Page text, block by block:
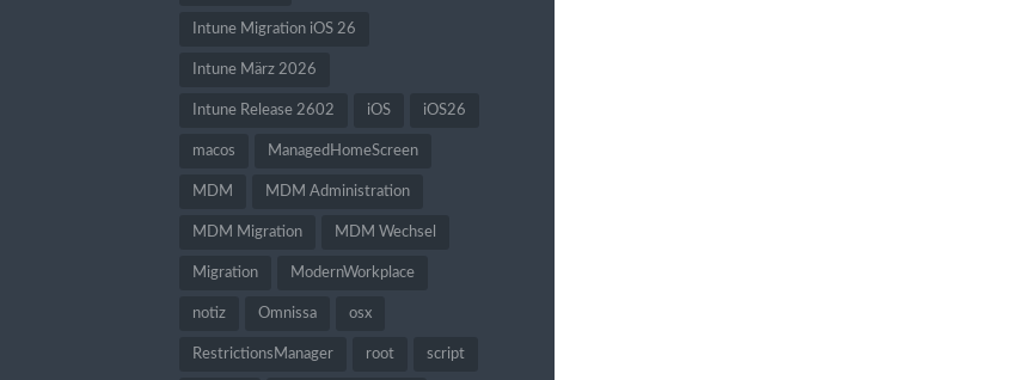
Intune Migration iOS 26
Intune März 2026
Intune Release 2602 iOS iOS26
macos ManagedHomeScreen
MDM MDM Administration
MDM Migration MDM Wechsel
Migration ModernWorkplace
notiz Omnissa osx
RestrictionsManager root script